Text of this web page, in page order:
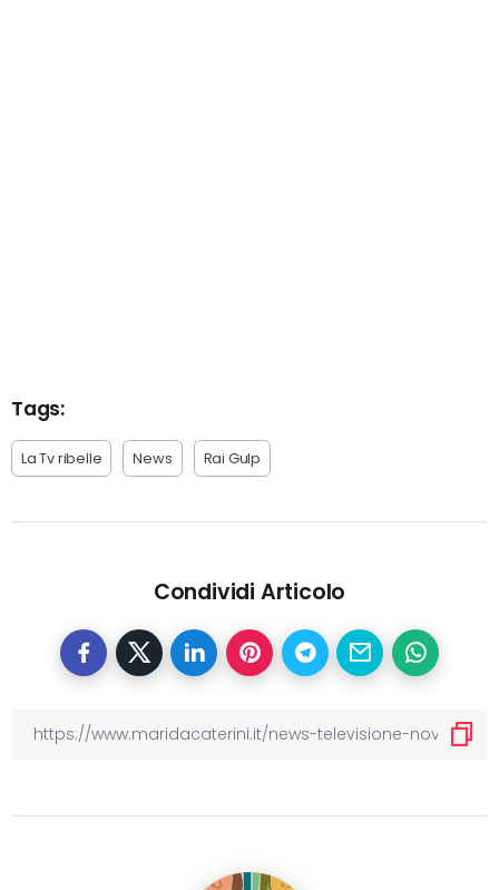
Tags:
La Tv ribelle News Rai Gulp
Condividi Articolo